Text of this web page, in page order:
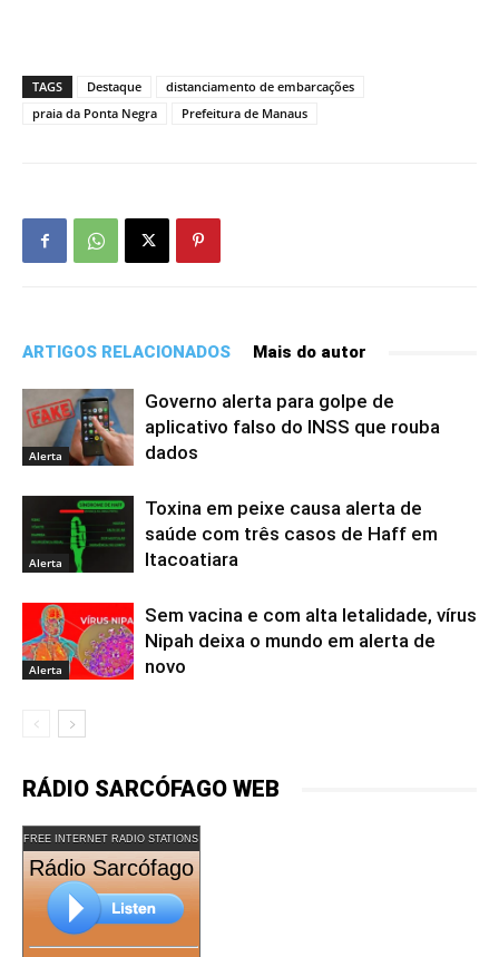
TAGS Destaque
distanciamento de embarcações
praia da Ponta Negra
Prefeitura de Manaus
ARTIGOS RELACIONADOS Mais do autor
Alerta
Governo alerta para golpe de
aplicativo falso do INSS que rouba
dados
Alerta
Toxina em peixe causa alerta de
saúde com três casos de Haff em
Itacoatiara
Alerta
Sem vacina e com alta letalidade, vírus
Nipah deixa o mundo em alerta de
novo
RÁDIO SARCÓFAGO WEB
FREE INTERNET RADIO STATIONS
Rádio Sarcófago